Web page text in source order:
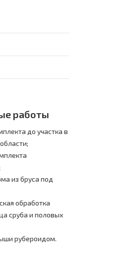
работы
до участка в
из бруса под
обработка
сруба и половых
рубероидом.